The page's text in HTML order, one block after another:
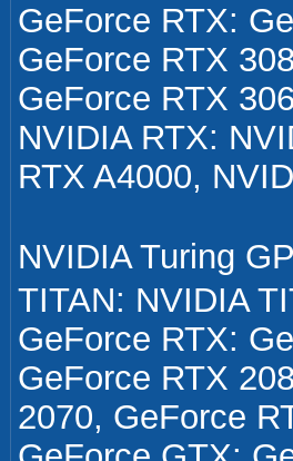
GeForce RTX:
GeForce RTX
GeForce RTX
NVIDIA RTX:
RTX A4000,
NVIDIA Turing
TITAN: NVIDIA
GeForce RTX:
GeForce RTX
2070, GeForce